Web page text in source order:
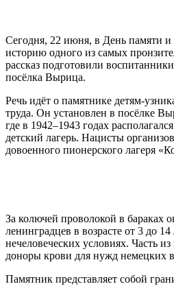
Сегодня, 22 июня, в День памяти
историю одного из самых
рассказ подготовили
посёлка Вырица.
Речь идёт о памятнике детям-
труда. Он установлен в посёлке
где в 1942–1943 годах
детский лагерь. Нацисты
довоенного пионерского лагеря
За колючей проволокой в бараках
ленинградцев в возрасте от 3 до
нечеловеческих условиях. Часть
доноры крови для нужд немецких
Памятник представляет собой